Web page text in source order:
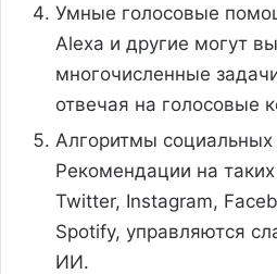
Умные голосовые
Alexa и другие могут
многочисленные
отвечая на голосовые
Алгоритмы социальных
Рекомендации на
Twitter, Instagram,
Spotify, управляются
ИИ.